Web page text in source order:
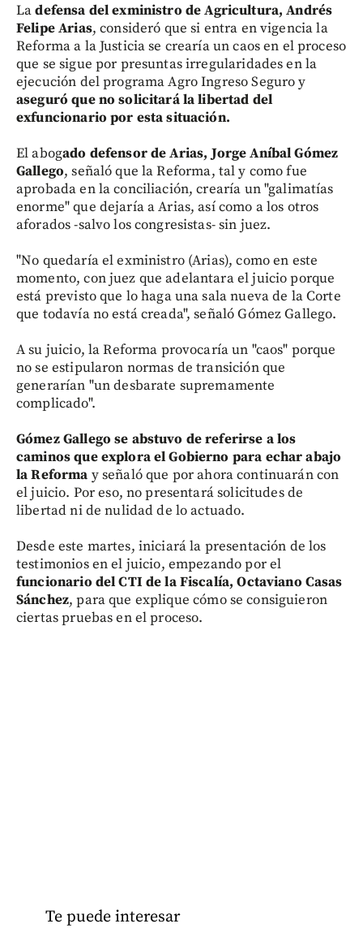
Ladefensa del exministro de Agricultura, Andrés
Felipe Arias, consideró que si entra en vigencia la
Reforma a la Justicia se crearía un caos en el proceso
que se sigue por presuntas irregularidades en la
ejecución del programa Agro Ingreso Seguro y
aseguró que no solicitará la libertad del
exfuncionario por esta situación.
El abogado defensor de Arias, Jorge Aníbal Gómez
Gallego, señaló que la Reforma, tal y como fue
aprobada en la conciliación, crearía un "galimatías
enorme" que dejaría a Arias, así como a los otros
aforados -salvo los congresistas- sin juez.
"No quedaría el exministro (Arias), como en este
momento, con juez que adelantara el juicio porque
está previsto que lo haga una sala nueva de la Corte
que todavía no está creada", señaló Gómez Gallego.
A su juicio, la Reforma provocaría un "caos" porque
no se estipularon normas de transición que
generarían "un desbarate supremamente
complicado".
Gómez Gallego se abstuvo de referirse a los
caminos que explora el Gobierno para echar abajo
la Reforma y señaló que por ahora continuarán con
el juicio. Por eso, no presentará solicitudes de
libertad ni de nulidad de lo actuado.
Desde este martes, iniciará la presentación de los
testimonios en el juicio, empezando por el
funcionario del CTI de la Fiscalía, Octaviano Casas
Sánchez, para que explique cómo se consiguieron
ciertas pruebas en el proceso.
Te puede interesar